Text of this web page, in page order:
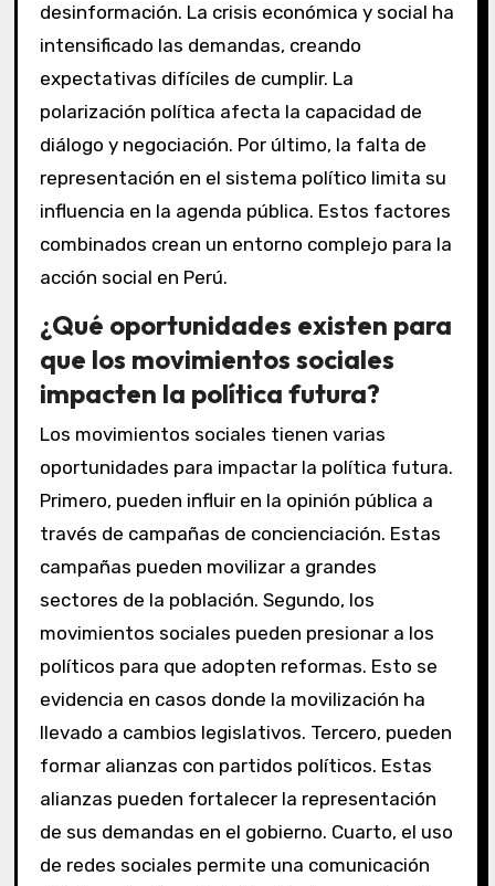
desinformación. La crisis económica y social ha
intensificado las demandas, creando
expectativas difíciles de cumplir. La
polarización política afecta la capacidad de
diálogo y negociación. Por último, la falta de
representación en el sistema político limita su
influencia en la agenda pública. Estos factores
combinados crean un entorno complejo para la
acción social en Perú.
¿Qué oportunidades existen para
que los movimientos sociales
impacten la política futura?
Los movimientos sociales tienen varias
oportunidades para impactar la política futura.
Primero, pueden influir en la opinión pública a
través de campañas de concienciación. Estas
campañas pueden movilizar a grandes
sectores de la población. Segundo, los
movimientos sociales pueden presionar a los
políticos para que adopten reformas. Esto se
evidencia en casos donde la movilización ha
llevado a cambios legislativos. Tercero, pueden
formar alianzas con partidos políticos. Estas
alianzas pueden fortalecer la representación
de sus demandas en el gobierno. Cuarto, el uso
de redes sociales permite una comunicación